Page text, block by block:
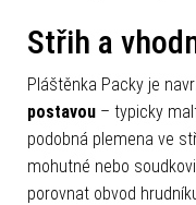
Střih a
Pláštěnka Packy je
postavou – typicky
podobná plemena ve
mohutné nebo
porovnat obvod